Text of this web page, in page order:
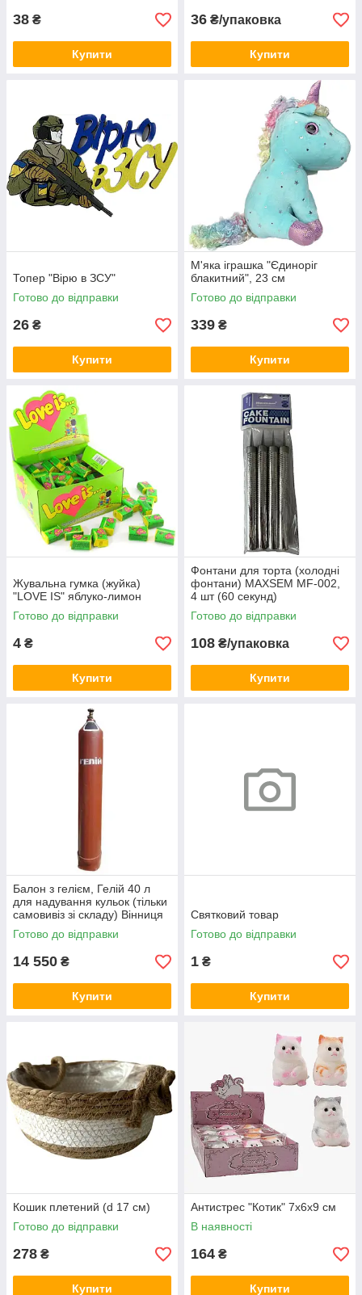
38 ₴
Купити
36 ₴/упаковка
Купити
Топер "Вірю в ЗСУ"
Готово до відправки
26 ₴
Купити
М'яка іграшка "Єдиноріг
блакитний", 23 см
Готово до відправки
339 ₴
Купити
Жувальна гумка (жуйка)
"LOVE IS" яблуко-лимон
Готово до відправки
4 ₴
Купити
Фонтани для торта (холодні
фонтани) MAXSEM MF-002,
4 шт (60 секунд)
Готово до відправки
108 ₴/упаковка
Купити
Балон з гелієм, Гелій 40 л
для надування кульок (тільки
самовивіз зі складу) Вінниця
Готово до відправки
14 550 ₴
Купити
Святковий товар
Готово до відправки
1 ₴
Купити
Кошик плетений (d 17 см)
Готово до відправки
278 ₴
Купити
Антистрес "Котик" 7х6х9 см
В наявності
164 ₴
Купити